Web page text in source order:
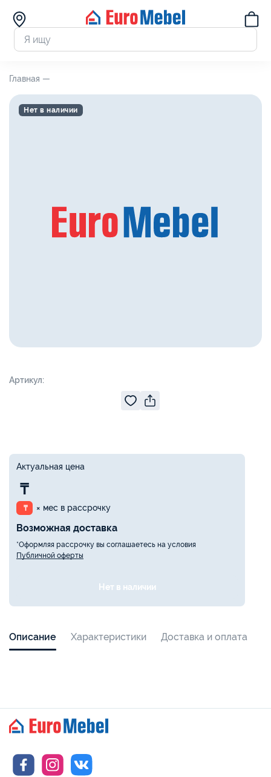
Главная —
Артикул:
Нет в наличии
Актуальная цена
₸
₸ × мес в рассрочку
Возможная доставка
*Оформляя рассрочку вы соглашаетесь на условия
Публичной оферты
Нет в наличии
Описание Характеристики Доставка и оплата